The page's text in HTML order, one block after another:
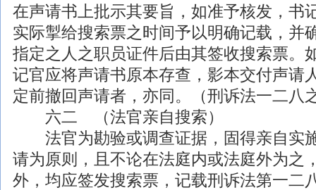
在声请书上批示其要旨，如准予核发，书
实际掣给搜索票之时间予以明确记载，并
指定之人之职员证件后由其签收搜索票。
记官应将声请书原本存查，影本交付声请
定前撤回声请者，亦同。（刑诉法一二八
六二 （法官亲自搜索）
法官为勘验或调查证据，固得亲自实
请为原则，且不论在法庭内或法庭外为之
外，均应签发搜索票，记载刑诉法第一二